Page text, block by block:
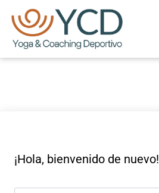
¡Hola, bienvenido de nuevo!